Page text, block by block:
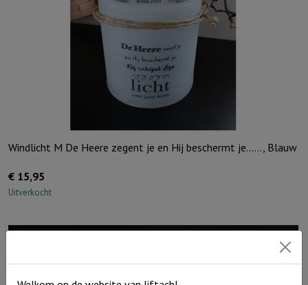
Windlicht M De Heere zegent je en Hij beschermt je……, Blauw
€ 15,95
Uitverkocht